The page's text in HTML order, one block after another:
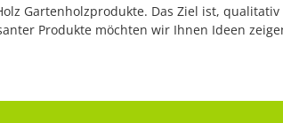
Gartenholzprodukte. Das Ziel ist,
Produkte möchten wir Ihnen Ideen